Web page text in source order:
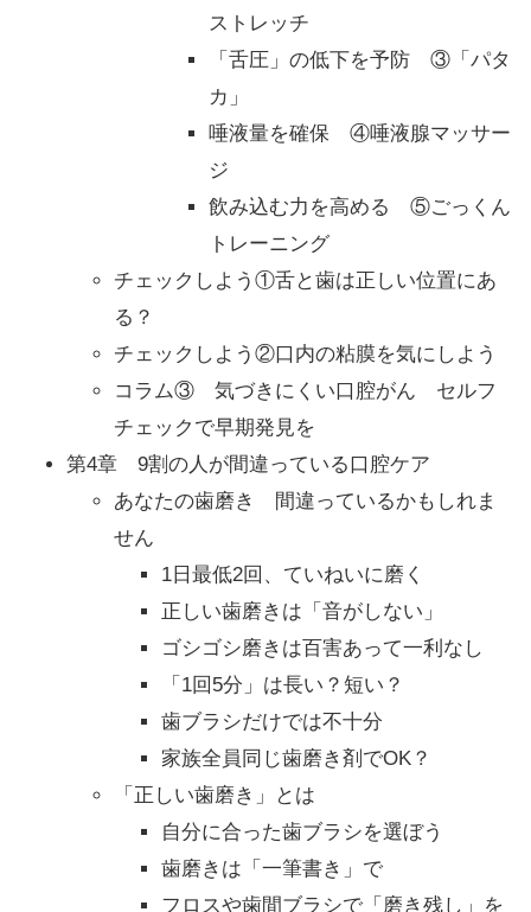
ストレッチ
「舌圧」の低下を予防 ③「パタ
カ」
唾液量を確保 ④唾液腺マッサー
ジ
飲み込む力を高める ⑤ごっくん
トレーニング
チェックしよう①舌と歯は正しい位置にあ
る？
チェックしよう②口内の粘膜を気にしよう
コラム③ 気づきにくい口腔がん セルフ
チェックで早期発見を
第4章 9割の人が間違っている口腔ケア
あなたの歯磨き 間違っているかもしれま
せん
1日最低2回、ていねいに磨く
正しい歯磨きは「音がしない」
ゴシゴシ磨きは百害あって一利なし
「1回5分」は長い？短い？
歯ブラシだけでは不十分
家族全員同じ歯磨き剤でOK？
「正しい歯磨き」とは
自分に合った歯ブラシを選ぼう
歯磨きは「一筆書き」で
フロスや歯間ブラシで「磨き残し」を